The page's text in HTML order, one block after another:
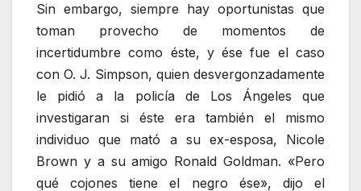
Sin embargo, siempre hay oportunistas que
toman provecho de momentos de
incertidumbre como éste, y ése fue el caso
con O. J. Simpson, quien desvergonzadamente
le pidió a la policía de Los Ángeles que
investigaran si éste era también el mismo
individuo que mató a su ex-esposa, Nicole
Brown y a su amigo Ronald Goldman. «Pero
qué cojones tiene el negro ése», dijo el